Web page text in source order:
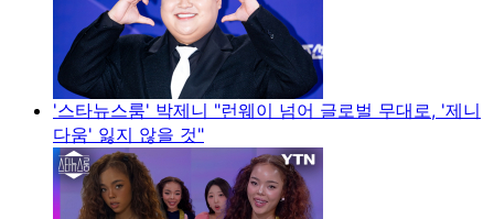
'스타뉴스룸' 박제니 "런웨이 넘어 글로벌 무대로, '제니
다움' 잃지 않을 것"